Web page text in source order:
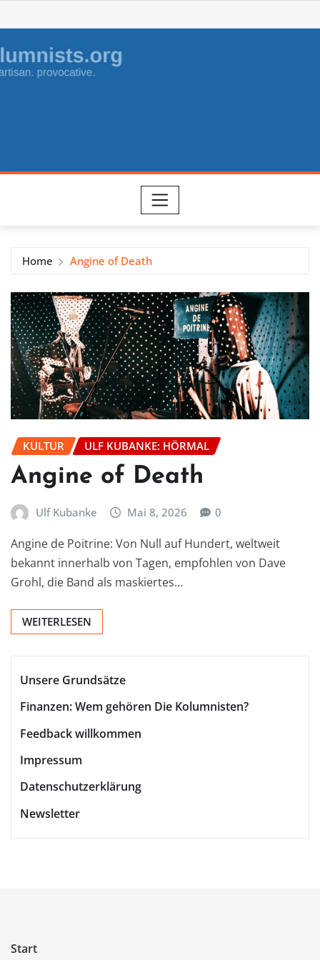
to
content
Home Angine of Death
KULTUR ULF KUBANKE: HÖRMAL
Angine of Death
Ulf Kubanke Mai 8, 2026 0
Angine de Poitrine: Von Null auf Hundert, weltweit
bekannt innerhalb von Tagen, empfohlen von Dave
Grohl, die Band als maskiertes…
WEITERLESEN
Unsere Grundsätze
Finanzen: Wem gehören Die Kolumnisten?
Feedback willkommen
Impressum
Datenschutzerklärung
Newsletter
Start